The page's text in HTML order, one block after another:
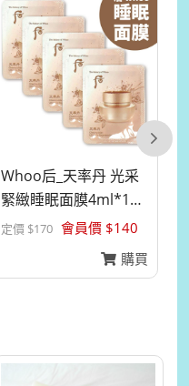
Whoo后_天率丹 光采
緊緻睡眠面膜4ml*10
入...
定價 $170 會員價 $140
購買